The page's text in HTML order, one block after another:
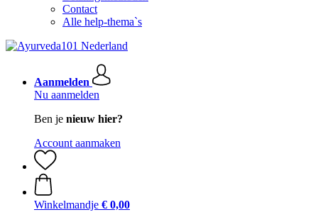
Contact
Alle help-thema`s
Aanmelden
Nu aanmelden
Ben je nieuw hier?
Account aanmaken
Winkelmandje € 0,00